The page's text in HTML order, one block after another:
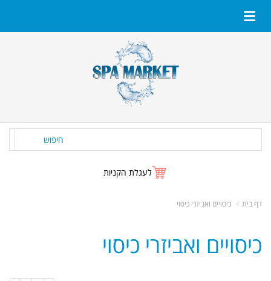
חיפוש
לעגלת הקניות
דף בית כיסויים ואביזרי כיסוי
כיסויים ואביזרי כיסוי